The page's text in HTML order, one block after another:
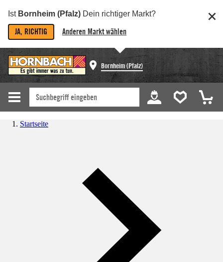
Ist Bornheim (Pfalz) Dein richtiger Markt?
JA, RICHTIG Anderen Markt wählen
Bornheim (Pfalz)
Startseite